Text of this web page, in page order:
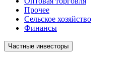
Прочее
Сельское хозяйство
Финансы
Частные инвесторы